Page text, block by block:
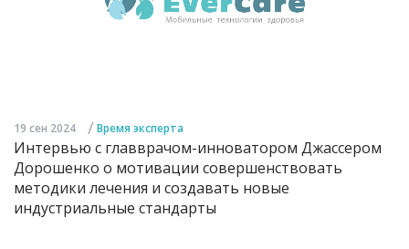
19 сен 2024 / Время эксперта
Интервью с главврачом-инноватором Джассером
Дорошенко о мотивации совершенствовать
методики лечения и создавать новые
индустриальные стандарты